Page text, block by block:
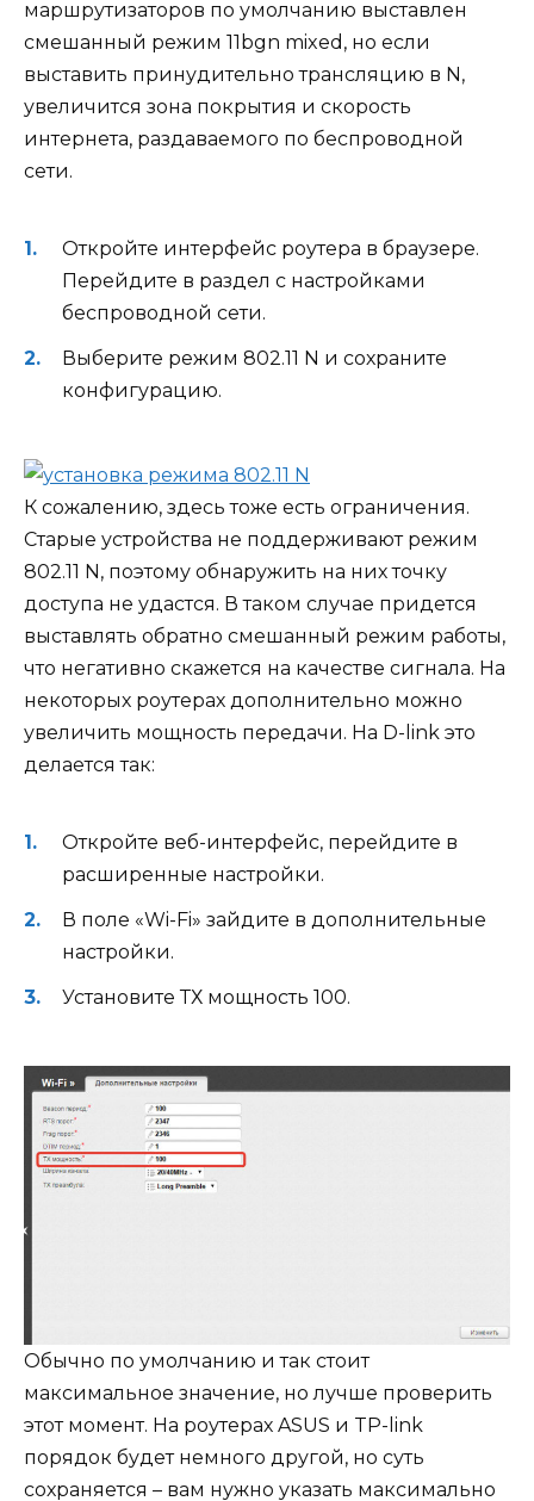
маршрутизаторов по умолчанию выставлен
смешанный режим 11bgn mixed, но если
выставить принудительно трансляцию в N,
увеличится зона покрытия и скорость
интернета, раздаваемого по беспроводной
сети.
Откройте интерфейс роутера в браузере.
Перейдите в раздел с настройками
беспроводной сети.
Выберите режим 802.11 N и сохраните
конфигурацию.
К сожалению, здесь тоже есть ограничения.
Старые устройства не поддерживают режим
802.11 N, поэтому обнаружить на них точку
доступа не удастся. В таком случае придется
выставлять обратно смешанный режим работы,
что негативно скажется на качестве сигнала. На
некоторых роутерах дополнительно можно
увеличить мощность передачи. На D-link это
делается так:
Откройте веб-интерфейс, перейдите в
расширенные настройки.
В поле «Wi-Fi» зайдите в дополнительные
настройки.
Установите ТХ мощность 100.
Обычно по умолчанию и так стоит
максимальное значение, но лучше проверить
этот момент. На роутерах ASUS и TP-link
порядок будет немного другой, но суть
сохраняется – вам нужно указать максимально